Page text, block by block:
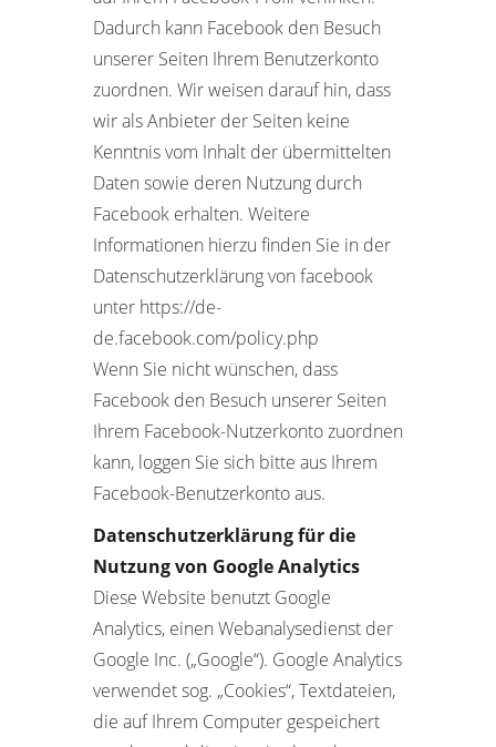
Dadurch kann Facebook den Besuch
unserer Seiten Ihrem Benutzerkonto
zuordnen. Wir weisen darauf hin, dass
wir als Anbieter der Seiten keine
Kenntnis vom Inhalt der übermittelten
Daten sowie deren Nutzung durch
Facebook erhalten. Weitere
Informationen hierzu finden Sie in der
Datenschutzerklärung von facebook
unter https://de-
de.facebook.com/policy.php
Wenn Sie nicht wünschen, dass
Facebook den Besuch unserer Seiten
Ihrem Facebook-Nutzerkonto zuordnen
kann, loggen Sie sich bitte aus Ihrem
Facebook-Benutzerkonto aus.
Datenschutzerklärung für die
Nutzung von Google Analytics
Diese Website benutzt Google
Analytics, einen Webanalysedienst der
Google Inc. („Google“). Google Analytics
verwendet sog. „Cookies“, Textdateien,
die auf Ihrem Computer gespeichert